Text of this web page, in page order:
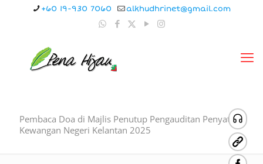
+60 19-930 7060 alkhudhrinet@gmail.com
Pembaca Doa di Majlis Penutup Pengauditan Penyata
Kewangan Negeri Kelantan 2025